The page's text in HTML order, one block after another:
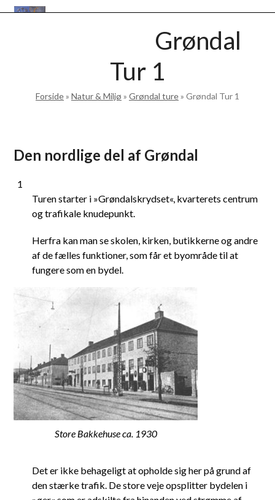
Skip
Open
Close
Grøndal
Tur 1
Forside» Natur & Miljø » Grøndal ture» Grøndal Tur 1
Den nordlige del af Grøndal
1
Turen starter i »Grøndalskrydset«, kvarterets centrum
og trafikale knudepunkt.
Herfra kan man se skolen, kirken, butikkerne og andre
af de fælles funktioner, som får et byområde til at
fungere som en bydel.
Store Bakkehuse ca. 1930
Det er ikke behageligt at opholde sig her på grund af
den stærke trafik. De store veje opsplitter bydelen i